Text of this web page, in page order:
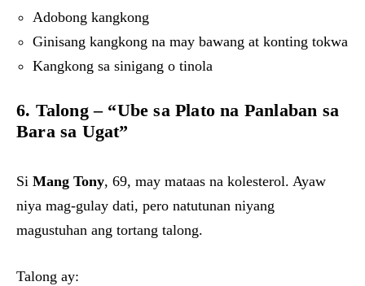
Adobong kangkong
Ginisang kangkong na may bawang at konting tokwa
Kangkong sa sinigang o tinola
6. Talong – “Ube sa Plato na Panlaban sa
Bara sa Ugat”
Si Mang Tony, 69, may mataas na kolesterol. Ayaw
niya mag-gulay dati, pero natutunan niyang
magustuhan ang tortang talong.
Talong ay: